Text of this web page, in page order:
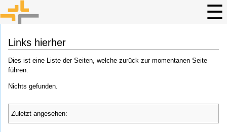
Links hierher
Dies ist eine Liste der Seiten, welche zurück zur momentanen Seite
führen.
Nichts gefunden.
Zuletzt angesehen: